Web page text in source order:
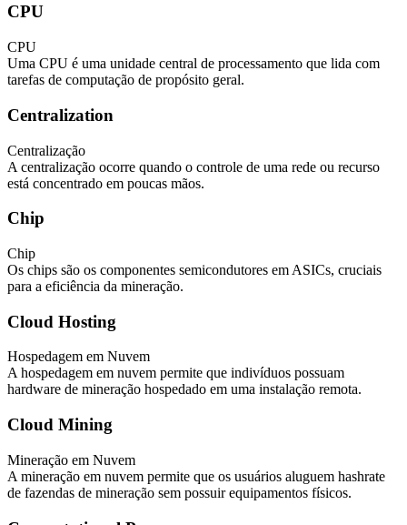
CPU
CPU
Uma CPU é uma unidade central de processamento que lida com
tarefas de computação de propósito geral.
Centralization
Centralização
A centralização ocorre quando o controle de uma rede ou recurso
está concentrado em poucas mãos.
Chip
Chip
Os chips são os componentes semicondutores em ASICs, cruciais
para a eficiência da mineração.
Cloud Hosting
Hospedagem em Nuvem
A hospedagem em nuvem permite que indivíduos possuam
hardware de mineração hospedado em uma instalação remota.
Cloud Mining
Mineração em Nuvem
A mineração em nuvem permite que os usuários aluguem hashrate
de fazendas de mineração sem possuir equipamentos físicos.